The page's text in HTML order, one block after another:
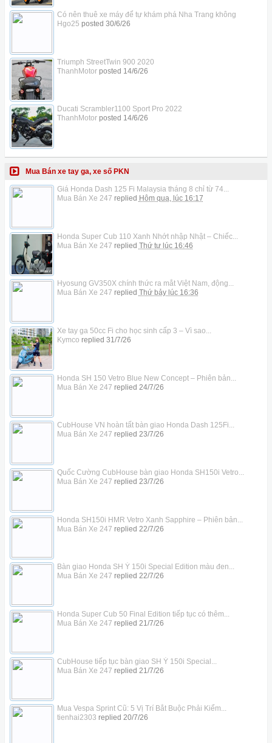
Có nên thuê xe máy để tự khám phá Nha Trang không
Hgo25 posted 30/6/26
Triumph StreetTwin 900 2020
ThanhMotorposted 14/6/26
Ducati Scrambler1100 Sport Pro 2022
ThanhMotorposted 14/6/26
Mua Bán xe tay ga, xe số PKN
Giá Honda Dash 125 Fi Malaysia tháng 8 chỉ từ 74...
Mua Bán Xe 247 replied Hôm qua, lúc 16:17
Honda Super Cub 110 Xanh Nhớt nhập Nhật – Chiếc...
Mua Bán Xe 247 replied Thứ tư lúc 16:46
Hyosung GV350X chính thức ra mắt Việt Nam, động...
Mua Bán Xe 247 replied Thứ bảy lúc 16:36
Xe tay ga 50cc Fi cho học sinh cấp 3 – Vì sao...
Kymco replied 31/7/26
Honda SH 150 Vetro Blue New Concept – Phiên bản...
Mua Bán Xe 247 replied 24/7/26
CubHouse VN hoàn tất bàn giao Honda Dash 125Fi...
Mua Bán Xe 247 replied 23/7/26
Quốc Cường CubHouse bàn giao Honda SH150i Vetro...
Mua Bán Xe 247 replied 23/7/26
Honda SH150i HMR Vetro Xanh Sapphire – Phiên bản...
Mua Bán Xe 247 replied 22/7/26
Bàn giao Honda SH Ý 150i Special Edition màu đen...
Mua Bán Xe 247 replied 22/7/26
Honda Super Cub 50 Final Edition tiếp tục có thêm...
Mua Bán Xe 247 replied 21/7/26
CubHouse tiếp tục bàn giao SH Ý 150i Special...
Mua Bán Xe 247 replied 21/7/26
Mua Vespa Sprint Cũ: 5 Vị Trí Bắt Buộc Phải Kiểm...
tienhai2303 replied 20/7/26